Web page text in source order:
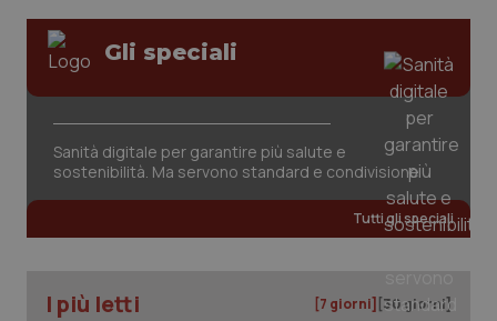
Gli speciali
Sanità digitale per garantire più salute e
sostenibilità. Ma servono standard e condivisione
Tutti gli speciali
I più letti [7 giorni] [30 giorni]
CookieScript
www.quotidianosanita.it